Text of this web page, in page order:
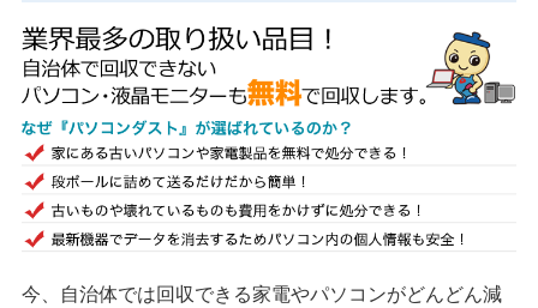
今、自治体では回収できる家電やパソコンがどんどん減